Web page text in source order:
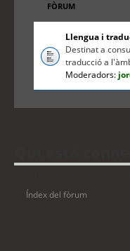
FÒRUM
Llengua i
Destinat a
traducció a
Moderadors:
Índex del fòrum